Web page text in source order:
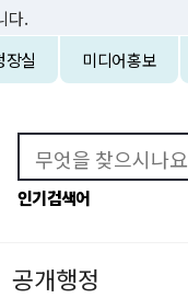
다.
장실 미디어홍보
인기검색어
공개행정